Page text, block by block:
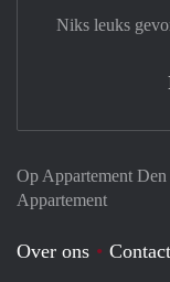
Op Appartement
Appartement
Over ons Contact
Niks leuks